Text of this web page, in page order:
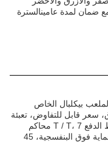
ضمان لمدة عامينالسترة
بيكلبال الخاص
المطلوبة من 3 أطباق، سعر قابل للتفاوض، تعبئة
قياسية، 7-30 أيام عمل وقت التسليم، شروط الدفع T / T، 7 محاكم
القدرة على توفير شهريا، مقاومة للتلاشي، حماية فوق البنفسجية، 45